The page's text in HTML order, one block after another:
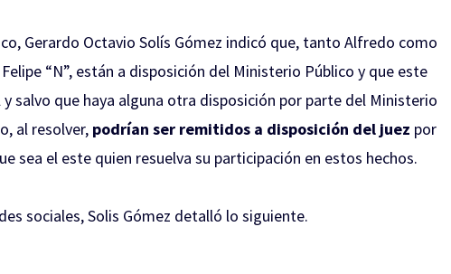
Gerardo Octavio Solís Gómez indicó que, tanto Alfredo como
“N”, están a disposición del Ministerio Público y que este
salvo que haya alguna otra disposición por parte del Ministerio
al resolver, podrían ser remitidos a disposición del juez por
sea el este quien resuelva su participación en estos hechos.
sociales, Solis Gómez detalló lo siguiente.